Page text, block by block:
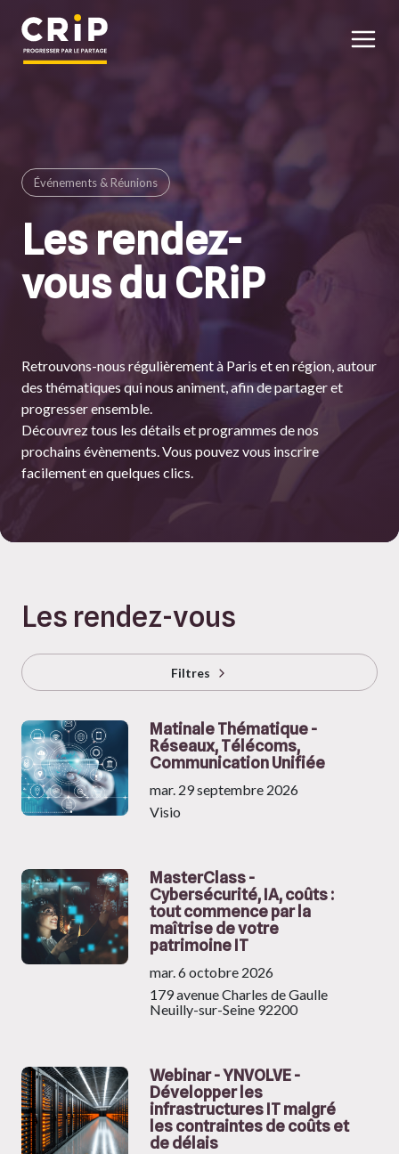
Événements & Réunions
Les rendez-
vous du CRiP
Retrouvons-nous régulièrement à Paris et en région, autour
des thématiques qui nous animent, afin de partager et
progresser ensemble.
Découvrez tous les détails et programmes de nos
prochains évènements. Vous pouvez vous inscrire
facilement en quelques clics.
Les rendez-vous
Filtres
Matinale Thématique -
Réseaux, Télécoms,
Communication Unifiée
mar. 29 septembre 2026
Visio
MasterClass -
Cybersécurité, IA, coûts :
tout commence par la
maîtrise de votre
patrimoine IT
mar. 6 octobre 2026
179 avenue Charles de Gaulle
Neuilly-sur-Seine 92200
Webinar - YNVOLVE -
Développer les
infrastructures IT malgré
les contraintes de coûts et
de délais